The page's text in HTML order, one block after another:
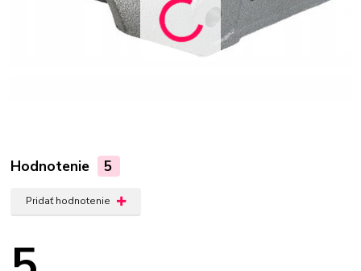
Hodnotenie 5
Pridať hodnotenie